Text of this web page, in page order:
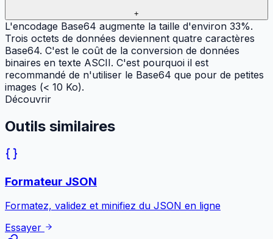
+
L'encodage Base64 augmente la taille d'environ 33%.
Trois octets de données deviennent quatre caractères
Base64. C'est le coût de la conversion de données
binaires en texte ASCII. C'est pourquoi il est
recommandé de n'utiliser le Base64 que pour de petites
images (< 10 Ko).
Découvrir
Outils similaires
Formateur JSON
Formatez, validez et minifiez du JSON en ligne
Essayer